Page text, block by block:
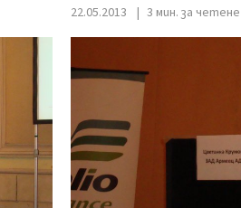
22.05.2013 3 мин. за четене